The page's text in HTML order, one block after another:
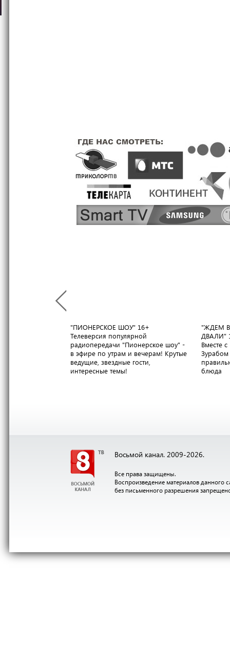
"ПИОНЕРСКОЕ ШОУ" 16+
Телеверсия популярной
радиопередачи "Пионерское шоу" -
в эфире по утрам и вечерам! Крутые
ведущие, звездные гости,
интересные темы!
"ЖДЕМ
ДВАЛИ"
Вместе
Зурабом
блюда
Восьмой канал. 2009-2026.
Все права защищены.
Воспроизведение материалов данного
без письменного разрешения